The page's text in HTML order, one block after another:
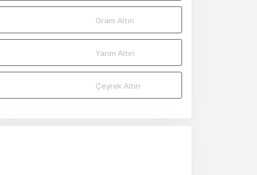
Gram Altın
Yarım Altın
Çeyrek Altın